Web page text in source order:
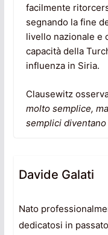
facilmente
segnando la fine
livello nazionale e
capacità della
influenza in Siria.
Clausewitz
molto semplice,
semplici
Davide Galati
Nato
dedicatosi in